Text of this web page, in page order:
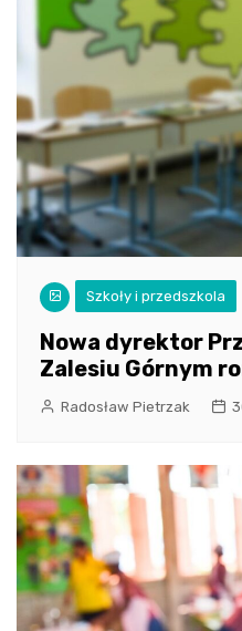
Szkoły i przedszkola
Nowa dyrektor
Zalesiu Górnym
Radosław Pietrzak